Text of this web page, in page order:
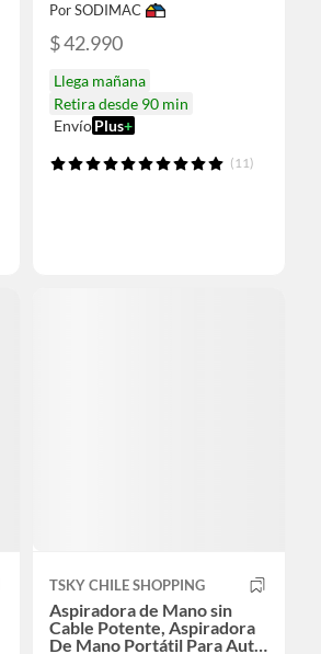
Por SODIMAC
$ 42.990
Llega mañana
Retira desde 90 min
EnvíoPlus+
(11)
TSKY CHILE SHOPPING
Aspiradora de Mano sin
Cable Potente, Aspiradora
De Mano Portátil Para Auto